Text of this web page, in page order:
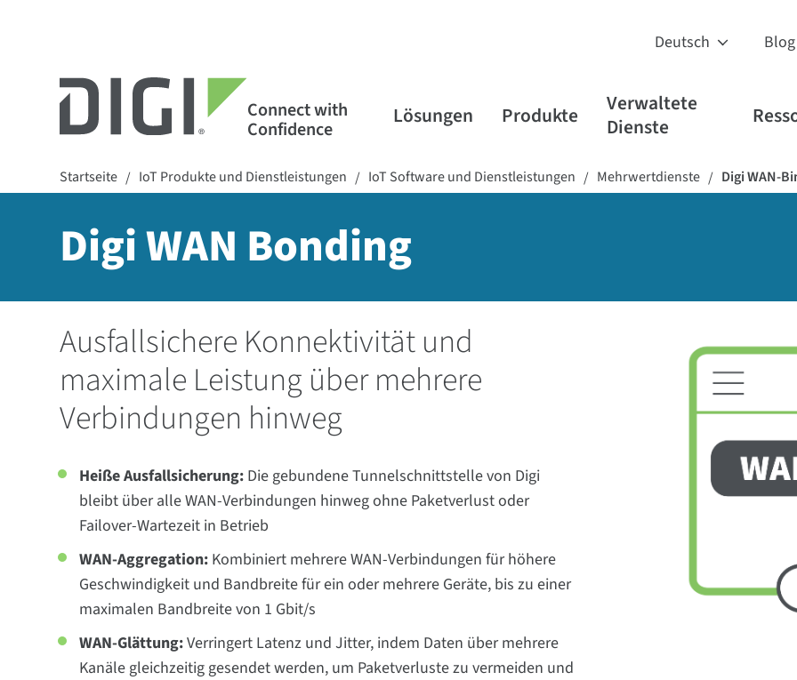
Connect with
Confidence
Blog
Lösungen Produkte
Verwaltete
Dienste
Startseite / IoT Produkte und Dienstleistungen / IoT Software und Dienstleistungen / Mehrwertdienste / Digi WAN-
Digi WAN Bonding
Ausfallsichere Konnektivität und
maximale Leistung über mehrere
Verbindungen hinweg
Heiße Ausfallsicherung: Die gebundene Tunnelschnittstelle von Digi
bleibt über alle WAN-Verbindungen hinweg ohne Paketverlust oder
Failover-Wartezeit in Betrieb
WAN-Aggregation: Kombiniert mehrere WAN-Verbindungen für höhere
Geschwindigkeit und Bandbreite für ein oder mehrere Geräte, bis zu einer
maximalen Bandbreite von 1 Gbit/s
WAN-Glättung:Verringert Latenz und Jitter, indem Daten über mehrere
Kanäle gleichzeitig gesendet werden, um Paketverluste zu vermeiden und